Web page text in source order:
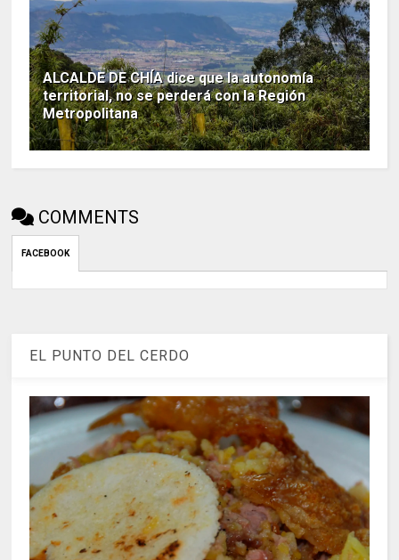
ALCALDE DE CHÍA dice que la autonomía
territorial, no se perderá con la Región
Metropolitana
COMMENTS
FACEBOOK
EL PUNTO DEL CERDO